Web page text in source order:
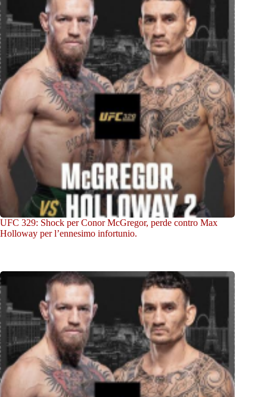
UFC 329: Shock per Conor McGregor, perde contro Max
Holloway per l’ennesimo infortunio.